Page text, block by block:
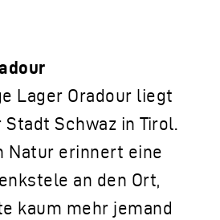
Lager Oradour liegt
Schwaz in Tirol.
Natur erinnert eine
an den Ort,
kaum mehr jemand